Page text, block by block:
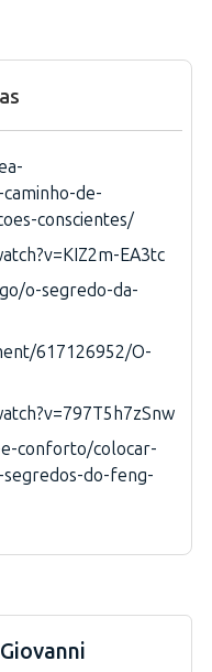
de-
conscientes/
EA3tc
o-segredo-da-
617126952/O-
conforto/colocar-
do-feng-
Giovanni